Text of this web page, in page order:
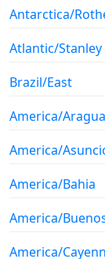
Antarctica/
Atlantic/Stanley
Brazil/East
America/
America/
America/Bahia
America/
America/